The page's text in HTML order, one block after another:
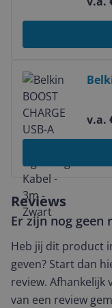
v.a.
Bekijk product
Reviews
Er zijn nog geen
Heb jij dit product
geven? Start dan
review. Afhankelijk
van een review